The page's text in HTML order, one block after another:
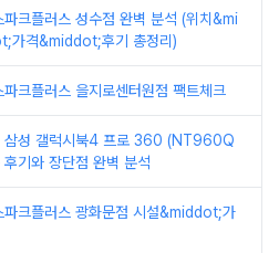
크플러스 성수점 완벽 분석 (위치&mi
격&middot;후기 총정리)
크플러스 을지로센터원점 팩트체크
삼성 갤럭시북4 프로 360 (NT960Q
기와 장단점 완벽 분석
파크플러스 광화문점 시설&middot;가